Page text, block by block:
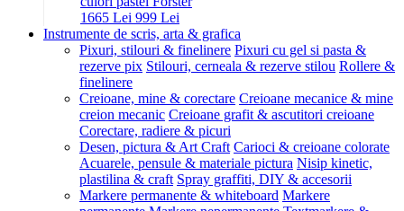
1665 Lei 999 Lei
Instrumente de scris, arta & grafica
Pixuri, stilouri & finelinere Pixuri cu gel si pasta &
rezerve pix Stilouri, cerneala & rezerve stilou Rollere &
finelinere
Creioane, mine & corectare Creioane mecanice & mine
creion mecanic Creioane grafit & ascutitori creioane
Corectare, radiere & picuri
Desen, pictura & Art Craft Carioci & creioane colorate
Acuarele, pensule & materiale pictura Nisip kinetic,
plastilina & craft Spray graffiti, DIY & accesorii
Markere permanente & whiteboard Markere